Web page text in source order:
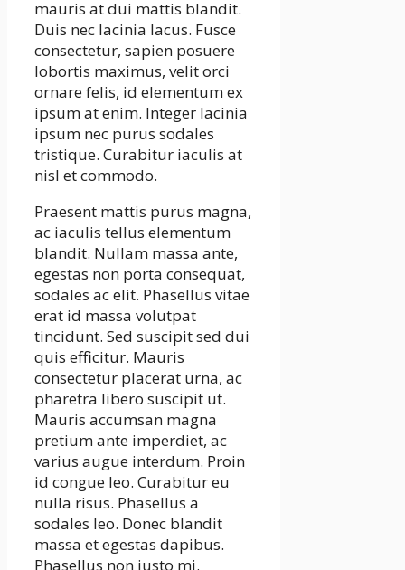
mauris at dui mattis blandit.
Duis nec lacinia lacus. Fusce
consectetur, sapien posuere
lobortis maximus, velit orci
ornare felis, id elementum ex
ipsum at enim. Integer lacinia
ipsum nec purus sodales
tristique. Curabitur iaculis at
nisl et commodo.
Praesent mattis purus magna,
ac iaculis tellus elementum
blandit. Nullam massa ante,
egestas non porta consequat,
sodales ac elit. Phasellus vitae
erat id massa volutpat
tincidunt. Sed suscipit sed dui
quis efficitur. Mauris
consectetur placerat urna, ac
pharetra libero suscipit ut.
Mauris accumsan magna
pretium ante imperdiet, ac
varius augue interdum. Proin
id congue leo. Curabitur eu
nulla risus. Phasellus a
sodales leo. Donec blandit
massa et egestas dapibus.
Phasellus non justo mi.